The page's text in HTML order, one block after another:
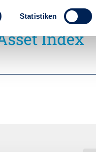
Statistiken